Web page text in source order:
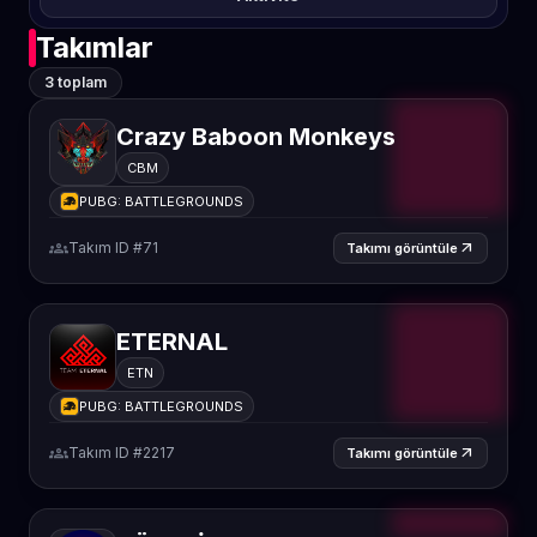
Takımlar
3 toplam
Crazy Baboon Monkeys
CBM
PUBG: BATTLEGROUNDS
groupsTakım ID #71 Takımı görüntüle arrow_outward
ETERNAL
ETN
PUBG: BATTLEGROUNDS
groupsTakım ID #2217 Takımı görüntüle arrow_outward